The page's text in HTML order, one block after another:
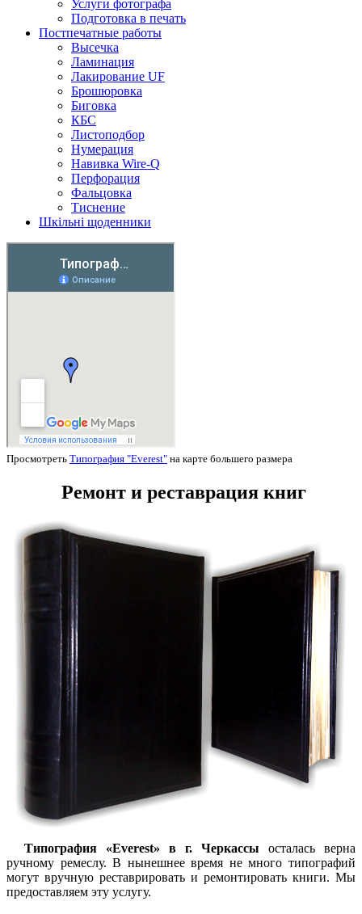
Услуги фотографа
Подготовка в печать
Постпечатные работы
Высечка
Ламинация
Лакирование UF
Брошюровка
Биговка
КБС
Листоподбор
Нумерация
Навивка Wire-Q
Перфорация
Фальцовка
Тиснение
Шкільні щоденники
Просмотреть Типография "Everest" на карте большего размера
Ремонт и реставрация книг
Типография «Everest» в г. Черкассы осталась верна
ручному ремеслу. В нынешнее время не много типографий
могут вручную реставрировать и ремонтировать книги. Мы
предоставляем эту услугу.